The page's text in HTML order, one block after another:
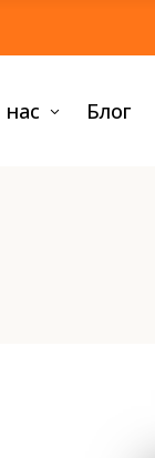
нас Блог